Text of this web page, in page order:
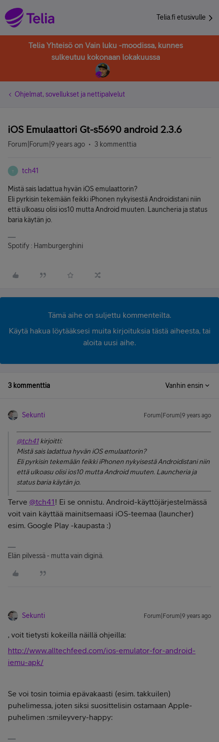
Telia.fi etusivulle
Telia Yhteisö on Vain luku -moodissa, kunnes
sulkeutuu kokonaan lokakuussa
Ohjelmat, sovellukset ja nettipalvelut
iOS Emulaattori Gt-s5690 android 2.3.6
Forum|Forum|9 years ago 3 kommenttia
T tch41
Mistä sais ladattua hyvän iOS emulaattorin?
Eli pyrkisin tekemään feikki iPhonen nykyisestä Androidistani niin
että ulkoasu olisi ios10 mutta Android muuten. Launcheria ja status
baria käytän jo.
Spotify : Hamburgerghini
Tämä aihe on suljettu kommenteilta.
Käytä hakua löytääksesi muita kirjoituksia tästä aiheesta, tai
aloita uusi aihe.
3 kommenttia Vanhin ensin
Sekunti Forum|Forum|9 years ago
@tch41kirjoitti:
Mistä sais ladattua hyvän iOS emulaattorin?
Eli pyrkisin tekemään feikki iPhonen nykyisestä Androidistani niin
että ulkoasu olisi ios10 mutta Android muuten. Launcheria ja
status baria käytän jo.
Terve @tch41 ! Ei se onnistu. Android-käyttöjärjestelmässä
voit vain käyttää mainitsemaasi iOS-teemaa (launcher)
esim. Google Play -kaupasta :)
Elän pilvessä - mutta vain diginä.
Sekunti Forum|Forum|9 years ago
, voit tietysti kokeilla näillä ohjeilla:
http://www.alltechfeed.com/ios-emulator-for-android-
iemu-apk/
Se voi tosin toimia epävakaasti (esim. takkuilen)
puhelimessa, joten siksi suosittelisin ostamaan Apple-
puhelimen :smileyvery-happy: